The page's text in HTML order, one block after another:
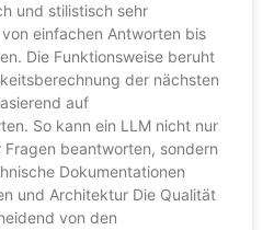
und stilistisch sehr
einfachen Antworten bis
Die Funktionsweise beruht
der nächsten
auf
So kann ein LLM nicht nur
beantworten, sondern
Dokumentationen
und Architektur Die Qualität
von den